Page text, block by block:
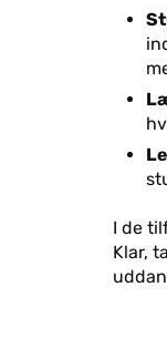
I de
Klar,